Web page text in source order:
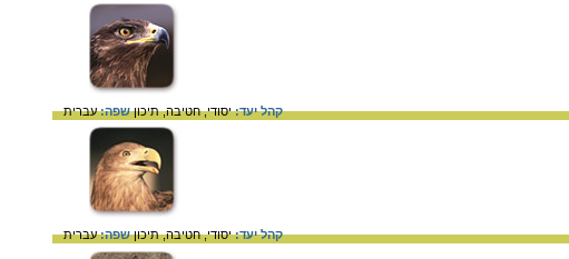
קהל יעד:יסודי,חטיבה,תיכוןשפה:עברית
קהל יעד:יסודי,חטיבה,תיכוןשפה:עברית